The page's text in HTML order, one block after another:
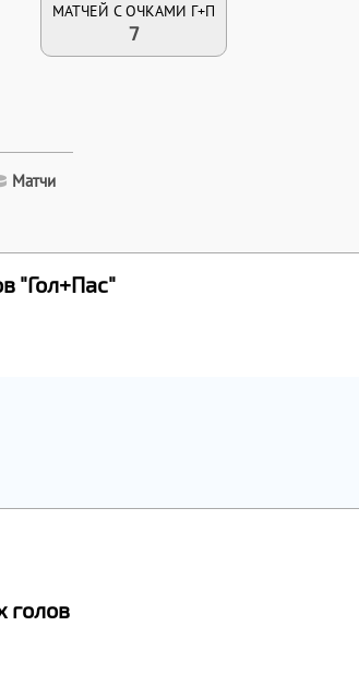
МАТЧЕЙ С ОЧКАМИ Г+П
7
Матчи
"Гол+Пас"
голов